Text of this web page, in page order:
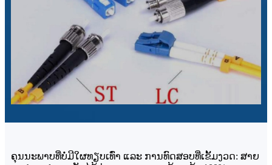
ຄຸນນະພາບທີ່ບໍ່ມີໃຜທຽບເທົ່າ ແລະ ການທົດສອບທີ່ເຂັ້ມງວດ: ສາຍ